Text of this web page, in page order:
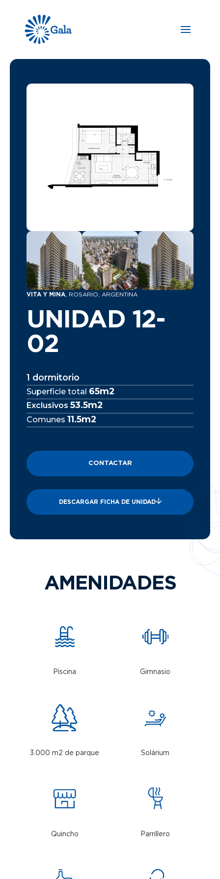
VITA Y MINA , ROSARIO, ARGENTINA
UNIDAD 12-
02
1 dormitorio
Superficie total 65m2
Exclusivos 53.5m2
Comunes 11.5m2
CONTACTAR
DESCARGAR FICHA DE UNIDAD
AMENIDADES
Piscina Gimnasio
3.000 m2 de parque Solárium
Quincho Parrillero